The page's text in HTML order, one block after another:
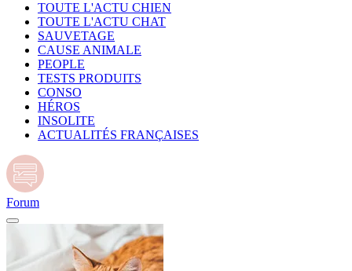
TOUTE L'ACTU CHIEN
TOUTE L'ACTU CHAT
SAUVETAGE
CAUSE ANIMALE
PEOPLE
TESTS PRODUITS
CONSO
HÉROS
INSOLITE
ACTUALITÉS FRANÇAISES
Forum